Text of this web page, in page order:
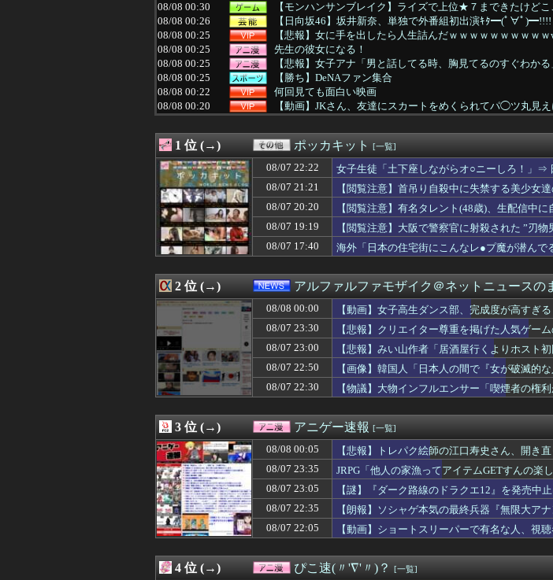
08/08 00:30
【モンハンサンブレイク】ライズで上位★７まできたけど
08/08 00:26
【日向坂46】坂井新奈、単独で外番組初出演ｷﾀ━(ﾟ∀ﾟ)━!!!!
08/08 00:25
【悲報】女に手を出したら人生詰んだｗｗｗｗｗｗｗｗｗｗ
08/08 00:25
先生の彼女になる！
08/08 00:25
【悲報】女子アナ「男と話してる時、胸見てるのすぐわか
08/08 00:25
【勝ち】DeNAファン集合
08/08 00:22
何回見ても面白い映画
08/08 00:20
【動画】JKさん、友達にスカートをめくられてパ◯ツ丸見
08/08 00:19
与田ちゃん、プールで泳いでる姿を公開！！！【元乃木坂46
08/08 00:15
【画像】台湾女子「パイスラッシュ///」
08/08 00:12
嫁の動きが怪しい。子供を保育園に送迎して家に戻らず誰か
08/08 00:12
【悲報】リュウジ氏、冷やし中華を完全否定した『理由』
08/08 00:11
ショートスリーパー「寝たほうがいいよ」の一言にブチギ
08/08 00:10
【画像】昔の2時間ドラマがスゴイ、セクシー女優のナマ乳
08/08 00:10
【急いで引っ越せ】日本人が減り｢外国人が増えた｣市区町
08/08 00:09
篠笛やってみたくて近場の教室に入ったけど笑っちゃうほ
08/08 00:09
反斎藤知事派が本丸に攻め込まれる窮地に突入、「ようや
08/08 00:07
【驚愕】J1岡山、ホーム開幕戦チケット完売を発表、24年
08/08 00:07
『これ描いて死ね』6話感想 初コミティア完売おめでとう！
08/08 00:06
【ウマ娘】海外のファンアートからしか得られない栄養素
08/08 00:06
女の子が私のオニオンリングを勝手に掴んで泣き出した。
08/08 00:05
【画像】欲求満たしすぎて逮捕された女子さん、可愛いと
08/08 00:05
共産主義、社会主義「必ず失敗します」資本主義「必ず少
08/08 00:05
【悲報】「HUNTER×HUNTER」のビヨンド=ネテロさん、
08/08 00:05
【悲報】トレパク絵師の江口寿史さん、開き直って言い訳
08/08 00:05
【悲報】学歴系YouTuber、大学教授に論破されたので仲間
08/08 00:05
33歳くらいから太ったせいか加齢で＊が緩んだのかチョビ
08/08 00:04
【生成AI漫画】新ヒロイン「銭子」追加記念、カラオケ懇親
08/08 00:04
【朗報】声優の永瀬アンナさん、公式に次世代のエースとし
08/08 00:03
税務署員1億円超脱税疑い 詐取金で競艇か、国税当局
08/08 00:03
婚約者との喧嘩を元同僚に相談したら「俺のときは散々ダ
08/08 00:03
【悲報】これからのオープンワールドゲームにガチで必要
08/08 00:03
【動画像】女の子「ウエスト？・・・60㎝だよ！」
08/08 00:02
無双するガンダムって意外といないよね
08/08 00:01
【ウマ娘】南武線通勤してる一流トレーナーをキングと一
08/08 00:01
ASDなんやが『冗談』とか『社交辞令』がマジでわからなく
08/08 00:01
PCパーツ高すぎて自作する人減ってるよな
1 位 (→) ポッカキット [一覧]
08/07 22:22
女子生徒「土下座しながらオ○ニーしろ！」⇒
08/07 21:21
【閲覧注意】首吊り自殺中に失禁する美少女
08/07 20:20
【閲覧注意】有名タレント(48歳)、生配信中
08/07 19:19
【閲覧注意】大阪で警察官に射殺された ”刃
08/07 17:40
海外「日本の住宅街にこんなレ●プ魔が潜ん
2 位 (→) アルファルファモザイク＠ネットニュースの
08/08 00:00
【動画】女子高生ダンス部、完成度が高すぎ
08/07 23:30
【悲報】クリエイター尊重を掲げた人気ゲ
08/07 23:00
【悲報】みい山作者「居酒屋行くよりホスト
08/07 22:50
【画像】韓国人「日本人の間で『女が破滅的
【HotTweets】
08/07 22:30 【物議】大物インフルエンサー「喫煙者の権
3 位 (→) アニゲー速報 [一覧]
08/08 00:05
【悲報】トレパク絵師の江口寿史さん、開き
08/07 23:35
JRPG「他人の家漁ってアイテムGETすんの楽
08/07 23:05
【謎】『ダーク路線のドラクエ12』を発売中
08/07 22:35
【朗報】ソシャゲ本気の最終兵器『無限大ア
08/07 22:05
【動画】ショートスリーパーで有名な人、視
4 位 (→) ぴこ速(〃'∇'〃)？ [一覧]